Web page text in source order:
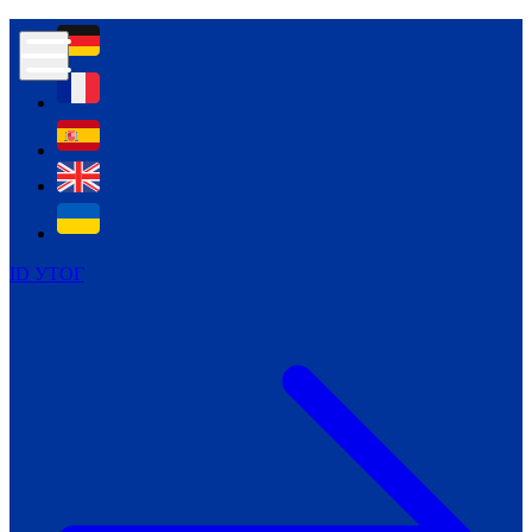
ID УТОГ
Контур психологічної безпеки глухих
Всеукраїнський пісенний
челендж «Україно, ти є!»
Молодіжний челендж «Жестова
мова для мене – це…»
Репортажі спеціальних та
інклюзивних начальних закладів